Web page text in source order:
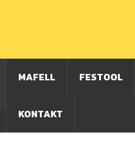
MAFELL FESTOOL
KONTAKT